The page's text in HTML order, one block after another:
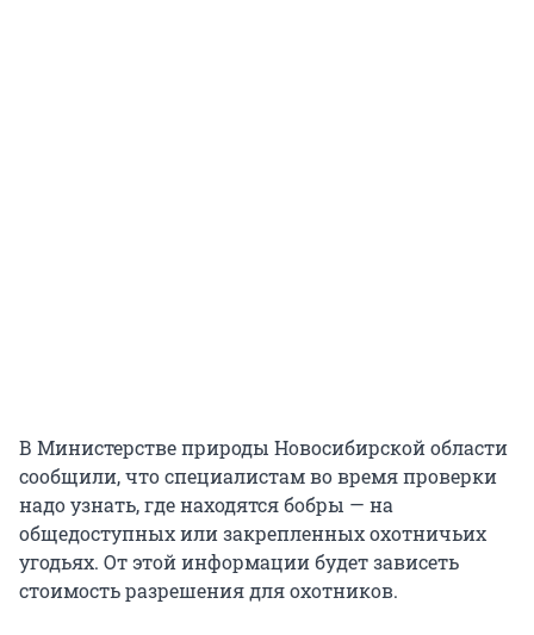
В Министерстве природы Новосибирской области
сообщили, что специалистам во время проверки
надо узнать, где находятся бобры — на
общедоступных или закрепленных охотничьих
угодьях. От этой информации будет зависеть
стоимость разрешения для охотников.